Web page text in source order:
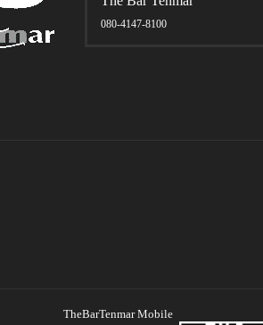
080-4147-8100
TheBarTenmar Mobile